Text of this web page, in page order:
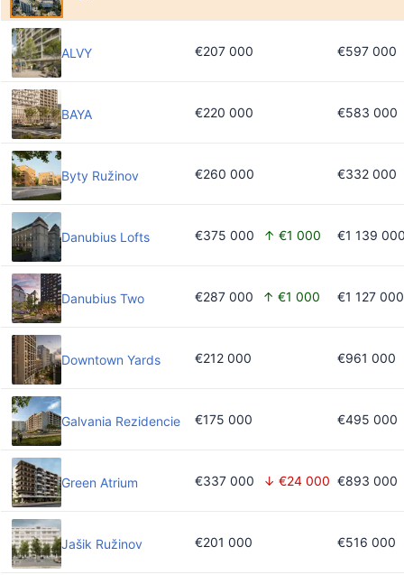
ALVY €207 000 €597 000
BAYA €220 000 €583 000
Byty Ružinov €260 000 €332 000
Danubius Lofts €375 000 ↑ €1 000 €1 139
Danubius Two €287 000 ↑ €1 000 €1 127 000
Downtown Yards €212 000 €961 000
Galvania Rezidencie €175 000 €495 000
Green Atrium €337 000 ↓ €24 000 €893 000
Jašik Ružinov €201 000 €516 000